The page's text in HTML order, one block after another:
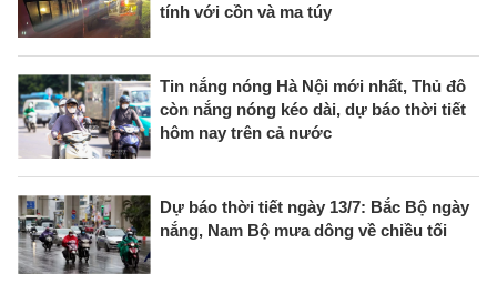
tính với cồn và ma túy
Tin nắng nóng Hà Nội mới nhất, Thủ đô
còn nắng nóng kéo dài, dự báo thời tiết
hôm nay trên cả nước
Dự báo thời tiết ngày 13/7: Bắc Bộ ngày
nắng, Nam Bộ mưa dông về chiều tối